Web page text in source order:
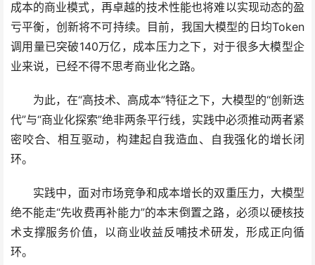
成本的商业模式，再卓越的技术性能也将难以实现动态的盈
亏平衡，创新将不可持续。目前，我国大模型的日均Token
调用量已突破140万亿，成本压力之下，对于很多大模型企
业来说，已经不得不思考商业化之路。
为此，在“高技术、高成本”特征之下，大模型的“创新迭
代”与“商业化探索”绝非两条平行线，实践中必须推动两者紧
密咬合、相互驱动，构建起自我造血、自我强化的增长闭
环。
实践中，面对市场竞争和成本增长的双重压力，大模型
绝不能走“先收费再补能力”的本末倒置之路，必须以硬核技
术支撑服务价值，以商业收益反哺技术研发，形成正向循
环。